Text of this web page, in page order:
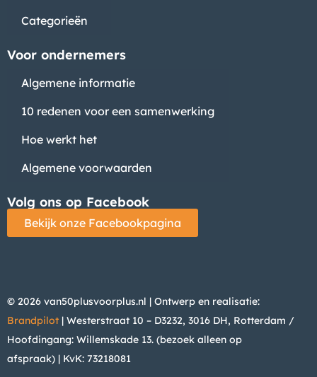
Categorieën
Voor ondernemers
Algemene informatie
10 redenen voor een samenwerking
Hoe werkt het
Algemene voorwaarden
Volg ons op Facebook
Bekijk onze Facebookpagina
© 2026 van50plusvoorplus.nl | Ontwerp en realisatie:
Brandpilot | Westerstraat 10 – D3232, 3016 DH, Rotterdam /
Hoofdingang: Willemskade 13. (bezoek alleen op
afspraak) | KvK: 73218081